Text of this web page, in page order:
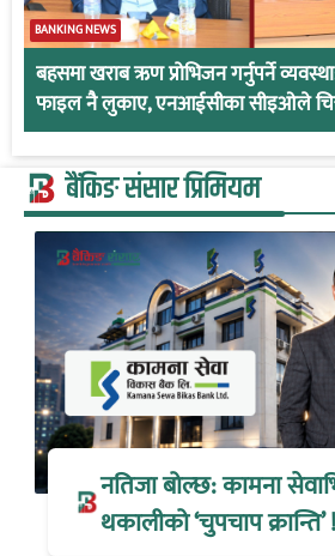
BANKING NEWS
बहसमा खराब ऋण प्रोभिजन गर्नुपर्ने
फाइल नै लुकाए, एनआईसीका सीइओले
बैंकिङ संसार प्रिमियम
नतिजा बोल्छ: कामना
थकालीको ‘चुपचाप क्रान्ति’ !